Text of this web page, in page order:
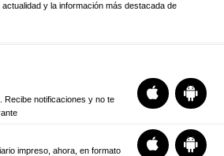
actualidad y la información más destacada de
Recibe notificaciones y no te
impreso, ahora, en formato